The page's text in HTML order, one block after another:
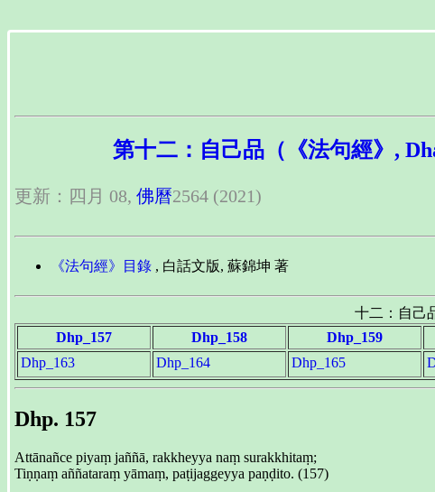
第十二：自己品（《法句經》,
更新：四月 08, 佛曆2564 (2021)
《法句經》目錄 , 白話文版, 蘇錦坤 著
十二：自己
Dhp_157
Dhp_158 Dhp_159
Dhp_163
Dhp_164 Dhp_165
Dhp. 157
Attānañce piyaṃ jaññā, rakkheyya naṃ surakkhitaṃ;
Tiṇṇaṃ aññataraṃ yāmaṃ, paṭijaggeyya paṇḍito. (157)